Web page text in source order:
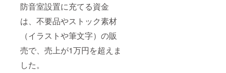
防音室設置に充てる資金
は、不要品やストック素材
（イラストや筆文字）の販
売で、売上が1万円を超えま
した。